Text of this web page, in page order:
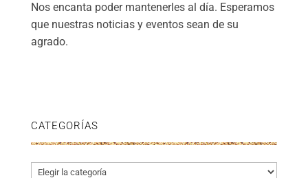
Nos encanta poder mantenerles al día. Esperamos
que nuestras noticias y eventos sean de su
agrado.
CATEGORÍAS
Categorías